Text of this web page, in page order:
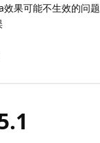
果可能不生效的问题